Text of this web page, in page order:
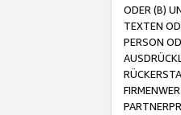
ODER (B)
TEXTEN
PERSON